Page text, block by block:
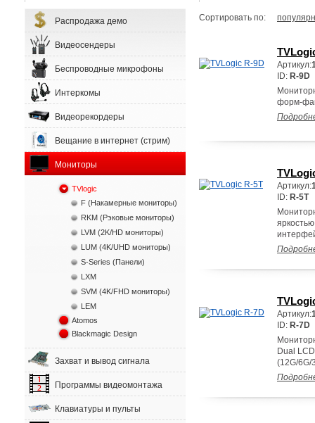
Распродажа демо
Видеосендеры
Беспроводные микрофоны
Интеркомы
Видеорекордеры
Вещание в интернет (стрим)
Мониторы
TVlogic
F (Накамерные мониторы)
RKM (Рэковые мониторы)
LVM (2K/HD мониторы)
LUM (4K/UHD мониторы)
S-Series (Панели)
LXM
SVM (4K/FHD мониторы)
LEM
Atomos
Blackmagic Design
Захват и вывод сигнала
Программы видеомонтажа
Клавиатуры и пульты
Сортировать по:
Артикул:
ID: R-9D
форм-
Артикул:
ID: R-5T
Артикул:
ID: R-7D
Dual
(12G/6G/